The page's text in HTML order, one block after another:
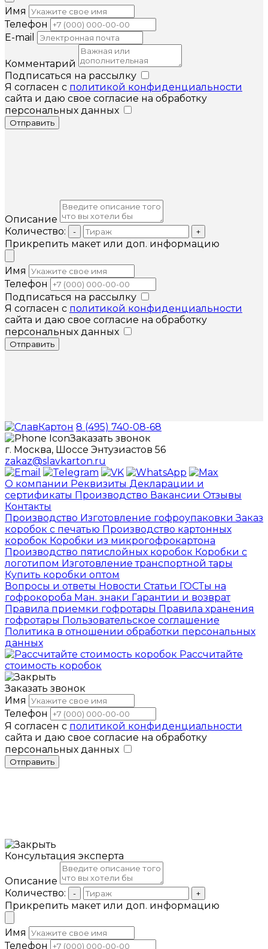
Имя
Телефон
E-mail
Комментарий
Подписаться на рассылку
Я согласен с политикой конфиденциальности
сайта и даю свое согласие на обработку
персональных данных
Отправить
Описание
Количество:
- +
Прикрепить макет или доп. информацию
Имя
Телефон
Подписаться на рассылку
Я согласен с политикой конфиденциальности
сайта и даю свое согласие на обработку
персональных данных
Отправить
8 (495) 740-08-68
Заказать звонок
г. Москва, Шоссе Энтузиастов 56
zakaz@slavkarton.ru
О компании Реквизиты Декларации и
сертификаты Производство Вакансии Отзывы
Контакты
Производство Изготовление гофроупаковкиЗаказ
коробок с печатью Производство картонных
коробок Коробки из микрогофрокартона
Производство пятислойных коробок Коробки с
логотипом Изготовление транспортной тары
Купить коробки оптом
Вопросы и ответы Новости Статьи ГОСТы на
гофрокороба Ман. знаки Гарантии и возврат
Правила приемки гофротары Правила хранения
гофротары Пользовательское соглашение
Политика в отношении обработки персональных
данных
Рассчитайте
стоимость коробок
Заказать звонок
Имя
Телефон
Я согласен с политикой конфиденциальности
сайта и даю свое согласие на обработку
персональных данных
Отправить
Консультация эксперта
Описание
Количество:
- +
Прикрепить макет или доп. информацию
Имя
Телефон